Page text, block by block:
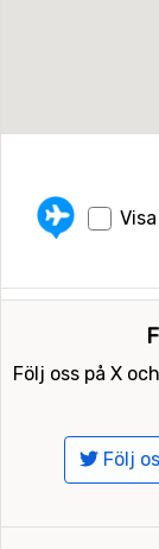
Följ oss på X
Följ